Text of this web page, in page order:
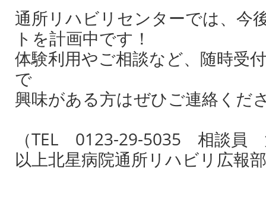
通所リハビリセンターでは、今
トを計画中です！
体験利用やご相談など、随時受
で
興味がある方はぜひご連絡くだ
（TEL 0123-29-5035 相談員
以上北星病院通所リハビリ広報